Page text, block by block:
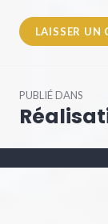
dePUBLIÉ DANS